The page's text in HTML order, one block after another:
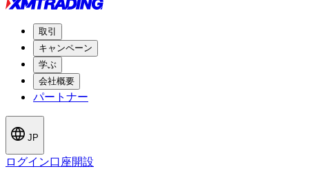
取引
キャンペーン
学ぶ
会社概要
パートナー
JP
ログイン口座開設